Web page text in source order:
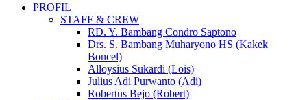
PROFIL
STAFF & CREW
RD. Y. Bambang Condro Saptono
Drs. S. Bambang Muharyono HS (Kakek
Boncel)
Alloysius Sukardi (Lois)
Julius Adi Purwanto (Adi)
Robertus Bejo (Robert)